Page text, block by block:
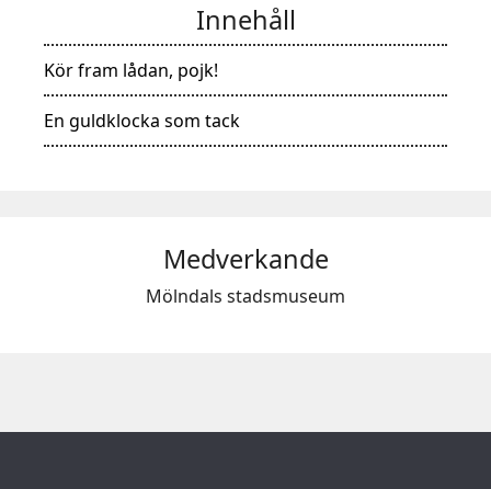
Innehåll
Kör fram lådan, pojk!
En guldklocka som tack
Medverkande
Mölndals stadsmuseum